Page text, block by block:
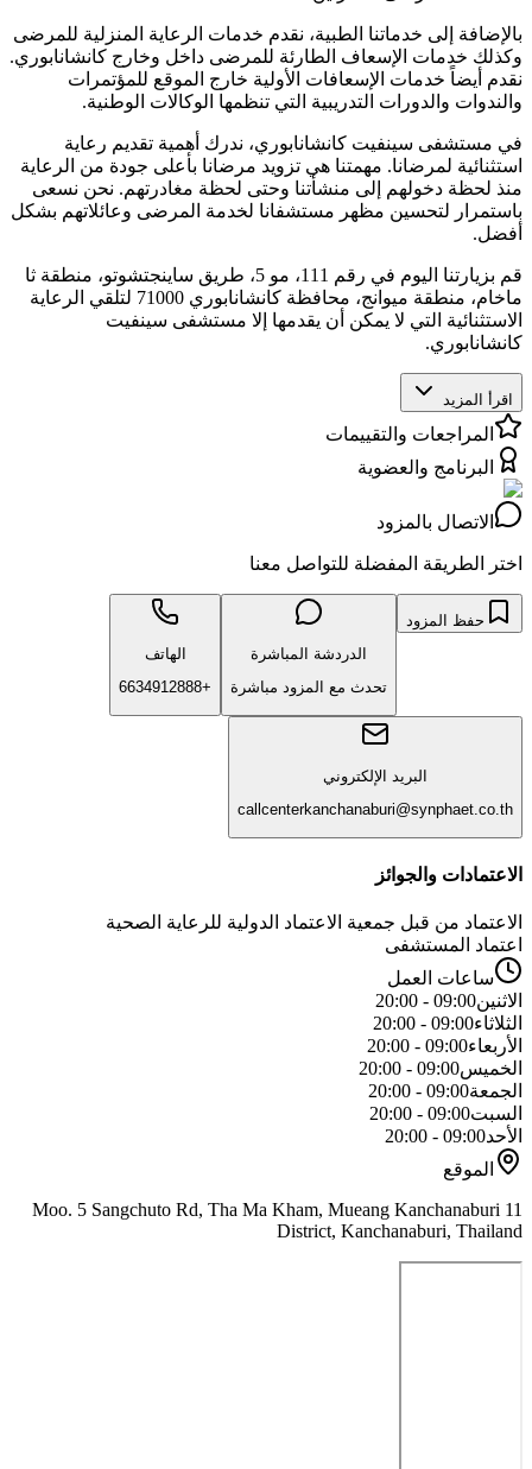
بالإضافة إلى خدماتنا الطبية، نقدم خدمات الرعاية المنزلية للمرضى
وكذلك خدمات الإسعاف الطارئة للمرضى داخل وخارج كانشانابوري.
نقدم أيضاً خدمات الإسعافات الأولية خارج الموقع للمؤتمرات
والندوات والدورات التدريبية التي تنظمها الوكالات الوطنية.
في مستشفى سينفيت كانشانابوري، ندرك أهمية تقديم رعاية
استثنائية لمرضانا. مهمتنا هي تزويد مرضانا بأعلى جودة من الرعاية
منذ لحظة دخولهم إلى منشأتنا وحتى لحظة مغادرتهم. نحن نسعى
باستمرار لتحسين مظهر مستشفانا لخدمة المرضى وعائلاتهم بشكل
أفضل.
قم بزيارتنا اليوم في رقم 111، مو 5، طريق ساينجتشوتو، منطقة ثا
ماخام، منطقة ميوانج، محافظة كانشانابوري 71000 لتلقي الرعاية
الاستثنائية التي لا يمكن أن يقدمها إلا مستشفى سينفيت
كانشانابوري.
اقرأ المزيد
المراجعات والتقييمات
البرنامج والعضوية
الاتصال بالمزود
اختر الطريقة المفضلة للتواصل معنا
حفظ المزود
الدردشة المباشرة
تحدث مع المزود مباشرة
الهاتف
+6634912888
البريد الإلكتروني
callcenterkanchanaburi@synphaet.co.th
الاعتمادات والجوائز
الاعتماد من قبل جمعية الاعتماد الدولية للرعاية الصحية
اعتماد المستشفى
ساعات العمل
الاثنين09:00 - 20:00
الثلاثاء09:00 - 20:00
الأربعاء09:00 - 20:00
الخميس09:00 - 20:00
الجمعة09:00 - 20:00
السبت09:00 - 20:00
الأحد09:00 - 20:00
الموقع
11 Moo. 5 Sangchuto Rd, Tha Ma Kham, Mueang Kanchanaburi
District, Kanchanaburi, Thailand